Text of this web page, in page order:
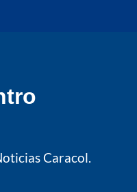
Caracol.